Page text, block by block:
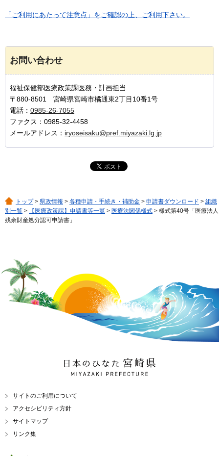
「ご利用にあたって注意点」をご確認の上、ご利用下さい。
お問い合わせ
福祉保健部医療政策課医務・計画担当
〒880-8501 宮崎県宮崎市橘通東2丁目10番1号
電話： 0985-26-7055
ファクス：0985-32-4458
メールアドレス： iryoseisaku@pref.miyazaki.lg.jp
トップ> 県政情報 > 各種申請・手続き・補助金 > 申請書ダウンロード > 組織
別一覧 > 【医療政策課】申請書等一覧 > 医療法関係様式 > 様式第40号「医療法人
残余財産処分認可申請書」
日本のひなた 宮崎県
MIYAZAKI PREFECTURE
サイトのご利用について
アクセシビリティ方針
サイトマップ
リンク集